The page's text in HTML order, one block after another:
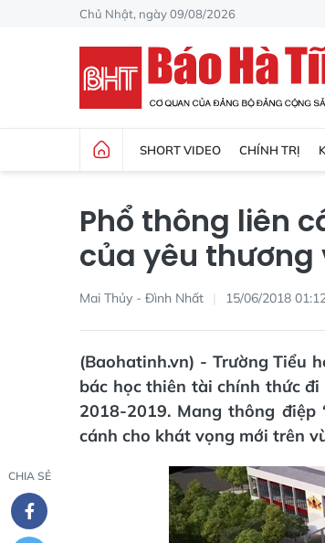
Chủ Nhật, ngày 09/08/2026
SHORT VIDEO CHÍNH TRỊ
Phổ thông liên
của yêu thương
Mai Thủy - Đình Nhất 15/06/2018
(Baohatinh.vn) - Trường Tiểu
bác học thiên tài chính thức
2018-2019. Mang thông điệp
cánh cho khát vọng mới trên
CHIA SẺ